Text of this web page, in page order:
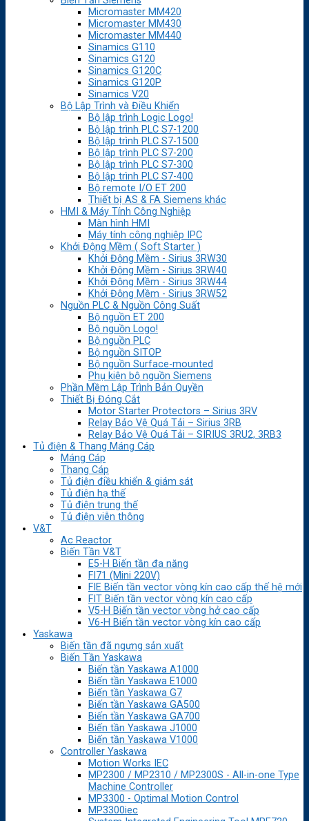
Micromaster MM420
Micromaster MM430
Micromaster MM440
Sinamics G110
Sinamics G120
Sinamics G120C
Sinamics G120P
Sinamics V20
Bộ Lập Trình và Điều Khiển
Bộ lập trình Logic Logo!
Bộ lập trình PLC S7-1200
Bộ lập trình PLC S7-1500
Bộ lập trình PLC S7-200
Bộ lập trình PLC S7-300
Bộ lập trình PLC S7-400
Bộ remote I/O ET 200
Thiết bị AS & FA Siemens khác
HMI & Máy Tính Công Nghiệp
Màn hình HMI
Máy tính công nghiệp IPC
Khởi Động Mềm ( Soft Starter )
Khởi Động Mềm - Sirius 3RW30
Khởi Động Mềm - Sirius 3RW40
Khởi Động Mềm - Sirius 3RW44
Khởi Động Mềm - Sirius 3RW52
Nguồn PLC & Nguồn Công Suất
Bộ nguồn ET 200
Bộ nguồn Logo!
Bộ nguồn PLC
Bộ nguồn SITOP
Bộ nguồn Surface-mounted
Phụ kiện bộ nguồn Siemens
Phần Mềm Lập Trình Bản Quyền
Thiết Bị Đóng Cắt
Motor Starter Protectors – Sirius 3RV
Relay Bảo Vệ Quá Tải – Sirius 3RB
Relay Bảo Vệ Quá Tải – SIRIUS 3RU2, 3RB3
Tủ điện & Thang Máng Cáp
Máng Cáp
Thang Cáp
Tủ điện điều khiển & giám sát
Tủ điện hạ thế
Tủ điện trung thế
Tủ điện viễn thông
V&T
Ac Reactor
Biến Tần V&T
E5-H Biến tần đa năng
FI71 (Mini 220V)
FIE Biến tần vector vòng kín cao cấp thế hệ mới
FIT Biến tần vector vòng kín cao cấp
V5-H Biến tần vector vòng hở cao cấp
V6-H Biến tần vector vòng kín cao cấp
Yaskawa
Biến tần đã ngưng sản xuất
Biến Tần Yaskawa
Biến tần Yaskawa A1000
Biến tần Yaskawa E1000
Biến tần Yaskawa G7
Biến tần Yaskawa GA500
Biến tần Yaskawa GA700
Biến tần Yaskawa J1000
Biến tần Yaskawa V1000
Controller Yaskawa
Motion Works IEC
MP2300 / MP2310 / MP2300S - All-in-one Type
Machine Controller
MP3300 - Optimal Motion Control
MP3300iec